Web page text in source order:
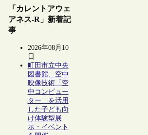
「カレントアウェ
アネス-R」新着記
事
2026年08月10
日
町田市立中央
図書館、空中
映像技術「空
中コンピュー
ター」を活用
した子ども向
け体験型展
示・イベント